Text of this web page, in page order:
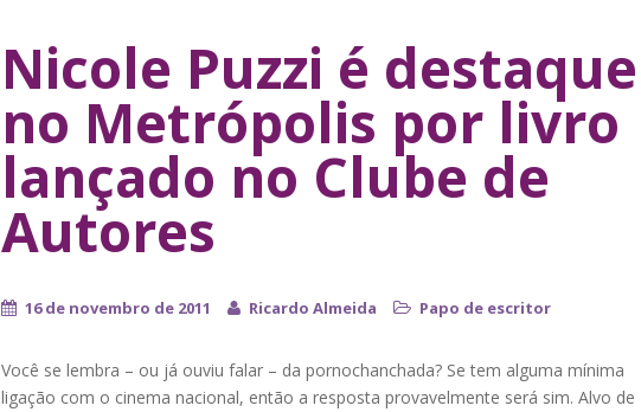
Nicole Puzzi é destaque
no Metrópolis por livro
lançado no Clube de
Autores
16 de novembro de 2011 Ricardo Almeida Papo de escritor
Você se lembra – ou já ouviu falar – da pornochanchada? Se tem alguma mínima
ligação com o cinema nacional, então a resposta provavelmente será sim. Alvo de